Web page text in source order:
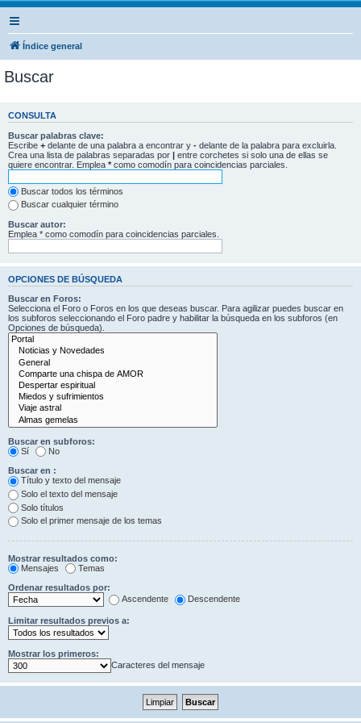
Índice general
Buscar
CONSULTA
Buscar palabras clave:
Escribe + delante de una palabra a encontrar y - delante de la palabra para excluirla.
Crea una lista de palabras separadas por | entre corchetes si solo una de ellas se
quiere encontrar. Emplea * como comodín para coincidencias parciales.
Buscar todos los términos
Buscar cualquier término
Buscar autor:
Emplea * como comodín para coincidencias parciales.
OPCIONES DE BÚSQUEDA
Buscar en Foros:
Selecciona el Foro o Foros en los que deseas buscar. Para agilizar puedes buscar en
los subforos seleccionando el Foro padre y habilitar la búsqueda en los subforos (en
Opciones de búsqueda).
Buscar en subforos:
Sí
No
Buscar en :
Título y texto del mensaje
Solo el texto del mensaje
Solo títulos
Solo el primer mensaje de los temas
Mostrar resultados como:
Mensajes
Temas
Ordenar resultados por:
Ascendente
Descendente
Limitar resultados previos a:
Mostrar los primeros:
Caracteres del mensaje